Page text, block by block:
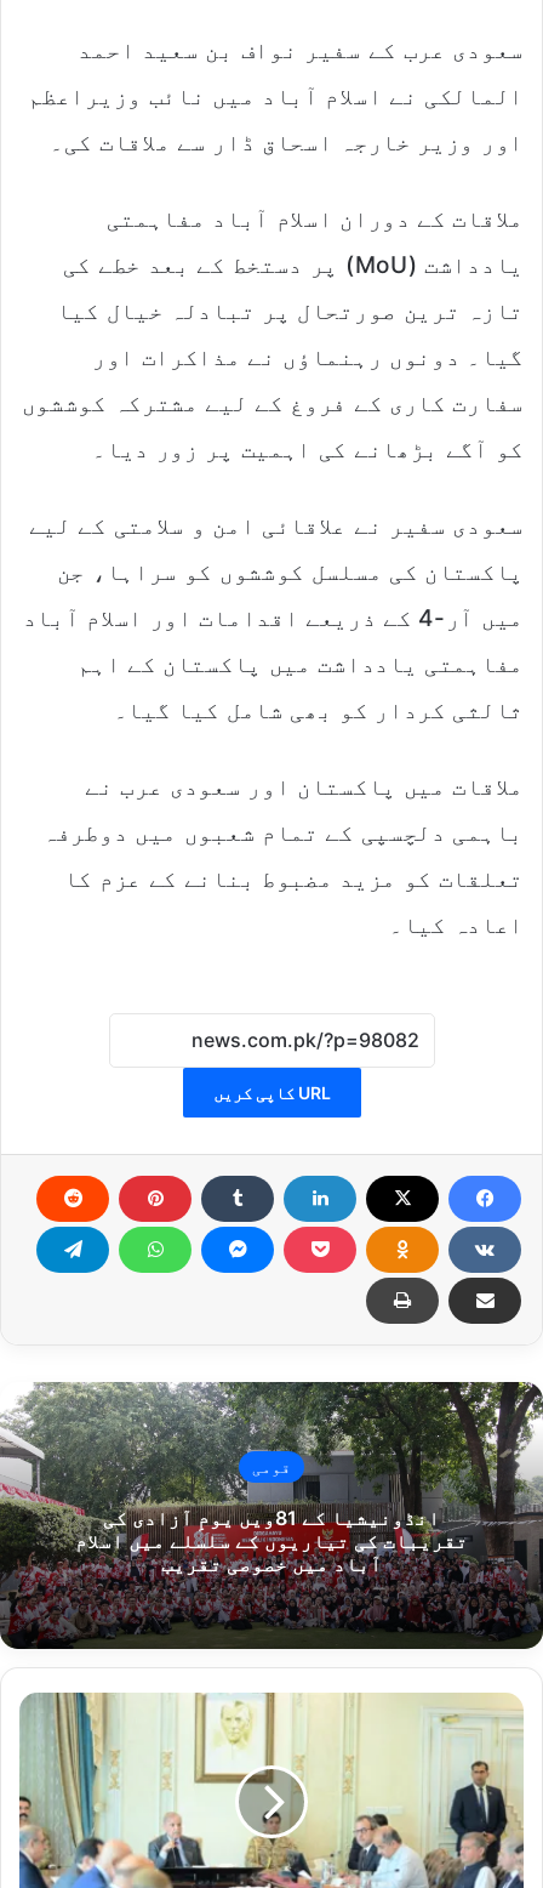
سعودی عرب کے سفیر نواف بن سعید احمد
المالکی نے اسلام آباد میں نائب وزیراعظم
اور وزیر خارجہ اسحاق ڈار سے ملاقات کی۔
ملاقات کے دوران اسلام آباد مفاہمتی
یادداشت (MoU) پر دستخط کے بعد خطے کی
تازہ ترین صورتحال پر تبادلہ خیال کیا
گیا۔ دونوں رہنماؤں نے مذاکرات اور
سفارت کاری کے فروغ کے لیے مشترکہ کوششوں
کو آگے بڑھانے کی اہمیت پر زور دیا۔
سعودی سفیر نے علاقائی امن و سلامتی کے لیے
پاکستان کی مسلسل کوششوں کو سراہا، جن
میں آر-4 کے ذریعے اقدامات اور اسلام آباد
مفاہمتی یادداشت میں پاکستان کے اہم
ثالثی کردار کو بھی شامل کیا گیا۔
ملاقات میں پاکستان اور سعودی عرب نے
باہمی دلچسپی کے تمام شعبوں میں دوطرفہ
تعلقات کو مزید مضبوط بنانے کے عزم کا
اعادہ کیا۔
URL کاپی کریں
قومی
انڈونیشیا کے 81ویں یومِ آزادی کی
تقریبات کی تیاریوں کے سلسلے میں اسلام
آباد میں خصوصی تقریب
شمسی
توانائی
ذریعے
صاف،
سستی
اور
پائیدار